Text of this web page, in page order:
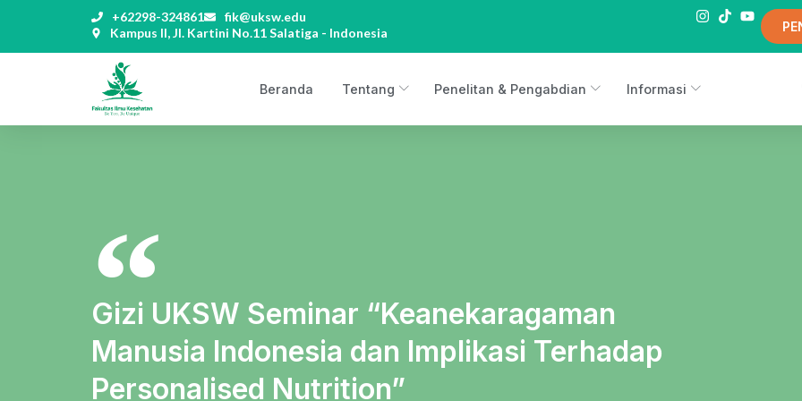
+62298-324861
fik@uksw.edu
Kampus II, Jl. Kartini No.11 Salatiga - Indonesia
Beranda Tentang Penelitan & Pengabdian Informasi
Gizi UKSW Seminar “Keanekaragaman
Manusia Indonesia dan Implikasi Terhadap
Personalised Nutrition”